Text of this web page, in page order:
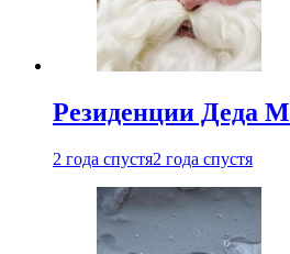
Резиденции Деда
2 года спустя2 года спустя